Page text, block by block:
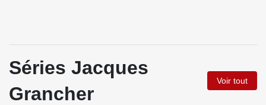
Séries Jacques
Grancher
Voir tout